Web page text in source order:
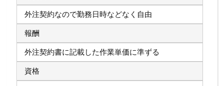
外注契約なので勤務日時などなく自由
報酬
外注契約書に記載した作業単価に準ずる
資格